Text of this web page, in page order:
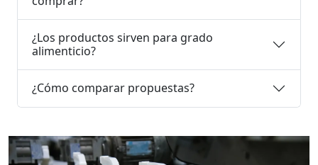
¿Los productos sirven para grado
alimenticio?
¿Cómo comparar propuestas?